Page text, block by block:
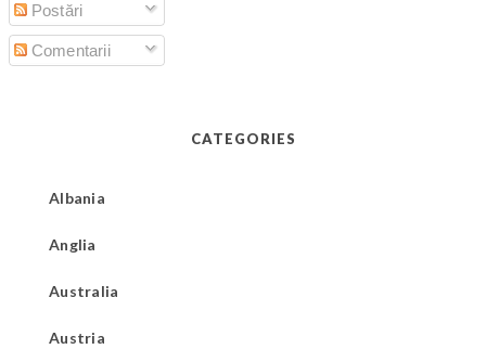
Postări
Comentarii
CATEGORIES
Albania
Anglia
Australia
Austria